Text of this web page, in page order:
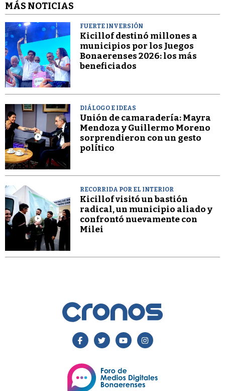
MÁS NOTICIAS
FUERTE INVERSIÓN
Kicillof destinó millones a
municipios por los Juegos
Bonaerenses 2026: los más
beneficiados
DIÁLOGO E IDEAS
Unión de camaradería: Mayra
Mendoza y Guillermo Moreno
sorprendieron con un gesto
político
RECORRIDA POR EL INTERIOR
Kicillof visitó un bastión
radical, un municipio aliado y
confrontó nuevamente con
Milei